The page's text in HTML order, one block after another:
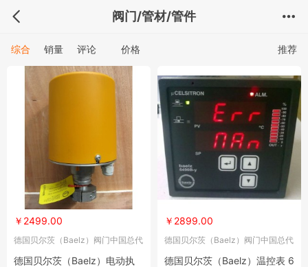
阀门/管材/管件
推荐
综合 销量 评论 价格
￥2499.00
德国贝尔茨（Baelz）阀门中国总代
德国贝尔茨（Baelz）电动执
￥2899.00
德国贝尔茨（Baelz）阀门中国总代
德国贝尔茨（Baelz）温控表 6